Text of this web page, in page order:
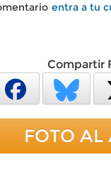
entra a tu
Compartir
FOTO AL